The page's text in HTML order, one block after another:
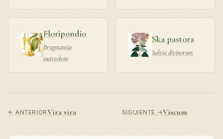
Floripondio
Brugmansia
suaveolens
Ska pastora
Salvia divinorum
← ANTERIORVira vira SIGUIENTE →Viscum